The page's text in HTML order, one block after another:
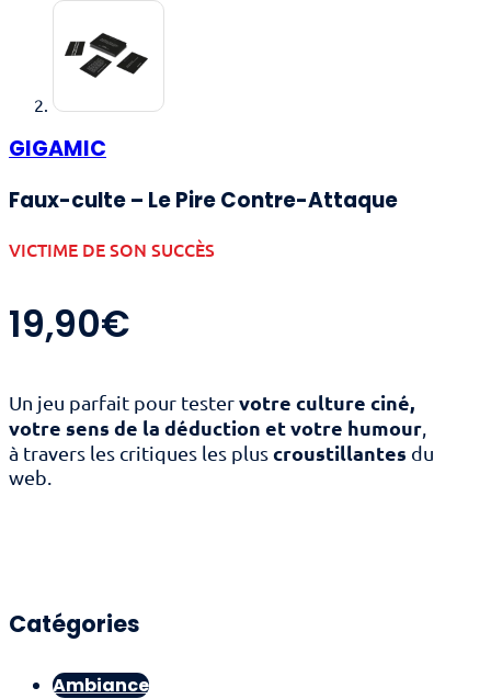
GIGAMIC
Faux-culte – Le Pire Contre-Attaque
VICTIME DE SON SUCCÈS
19,90€
Un jeu parfait pour testervotre culture ciné,
votre sens de la déduction et votre humour
à travers les critiques les pluscroustillantes du
web.
Catégories
Ambiance